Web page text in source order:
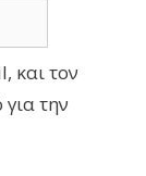
και τον
την